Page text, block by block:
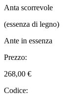
Anta scorrevole
(essenza di legno)
Ante in essenza
Prezzo:
268,00 €
Codice: